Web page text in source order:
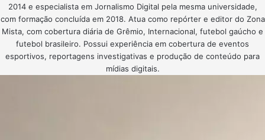
2014 e especialista em Jornalismo Digital pela mesma universidade,
com formação concluída em 2018. Atua como repórter e editor do Zona
Mista, com cobertura diária de Grêmio, Internacional, futebol gaúcho e
futebol brasileiro. Possui experiência em cobertura de eventos
esportivos, reportagens investigativas e produção de conteúdo para
mídias digitais.